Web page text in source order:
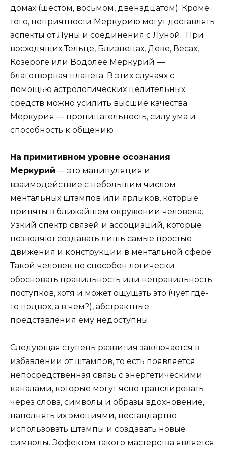
домах (шестом, восьмом, двенадцатом). Кроме
того, неприятности Меркурию могут доставлять
аспекты от Луны и соединения с Луной. При
восходящих Тельце, Близнецах, Деве, Весах,
Козероге или Водолее Меркурий —
благотворная планета. В этих случаях с
помощью астрологических целительных
средств можно усилить высшие качества
Меркурия — проницательность, силу ума и
способность к общению
На примитивном уровне осознания
Меркурий — это манипуляция и
взаимодействие с небольшим числом
ментальных штампов или ярлыков, которые
приняты в ближайшем окружении человека.
Узкий спектр связей и ассоциаций, которые
позволяют создавать лишь самые простые
движения и конструкции в ментальной сфере.
Такой человек не способен логически
обосновать правильность или неправильность
поступков, хотя и может ощущать это (чует где-
то подвох, а в чем?), абстрактные
представления ему недоступны.
Следующая ступень развития заключается в
избавлении от штампов, то есть появляется
непосредственная связь с энергетическими
каналами, которые могут ясно транслировать
через слова, символы и образы вдохновение,
наполнять их эмоциями, нестандартно
использовать штампы и создавать новые
символы. Эффектом такого мастерства является